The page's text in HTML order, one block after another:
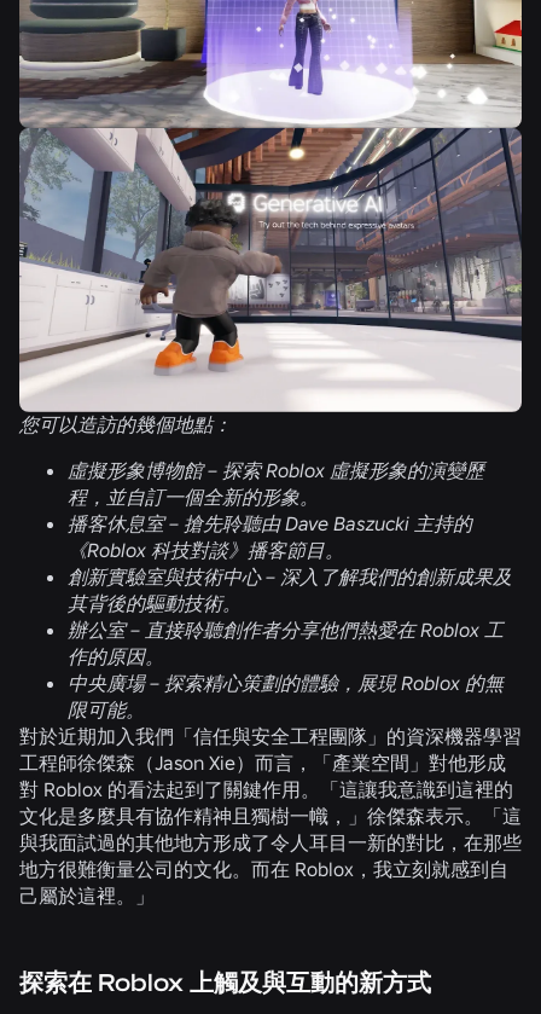
您可以造訪的幾個地點：
虛擬形象博物館 – 探索 Roblox 虛擬形象的演變歷
程，並自訂一個全新的形象。
播客休息室 – 搶先聆聽由 Dave Baszucki 主持的
《Roblox 科技對談》播客節目。
創新實驗室與技術中心 – 深入了解我們的創新成果及
其背後的驅動技術。
辦公室 – 直接聆聽創作者分享他們熱愛在 Roblox 工
作的原因。
中央廣場 – 探索精心策劃的體驗，展現 Roblox 的無
限可能。
對於近期加入我們「信任與安全工程團隊」的資深機器學習
工程師徐傑森（Jason Xie）而言，「產業空間」對他形成
對 Roblox 的看法起到了關鍵作用。「這讓我意識到這裡的
文化是多麼具有協作精神且獨樹一幟，」徐傑森表示。「這
與我面試過的其他地方形成了令人耳目一新的對比，在那些
地方很難衡量公司的文化。而在 Roblox，我立刻就感到自
己屬於這裡。」
探索在 Roblox 上觸及與互動的新方式